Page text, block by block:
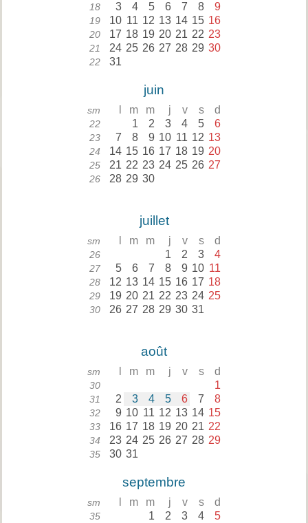
18 3 4 5 6 7 8 9
19 10 11 12 13 14 15 16
20 17 18 19 20 21 22 23
21 24 25 26 27 28 29 30
22 31
juin
sm m m j v s d
22 1 2 3 4 5 6
23 7 8 9 10 11 12 13
24 14 15 16 17 18 19 20
25 21 22 23 24 25 26 27
26 28 29 30
juillet
sm m m j v s d
26 1 2 3 4
27 5 6 7 8 9 10 11
28 12 13 14 15 16 17 18
29 19 20 21 22 23 24 25
30 26 27 28 29 30 31
août
sm m m j v s d
30 1
31 2 3 4 5 6 7 8
32 9 10 11 12 13 14 15
33 16 17 18 19 20 21 22
34 23 24 25 26 27 28 29
35 30 31
septembre
sm m m j v s d
35 1 2 3 4 5